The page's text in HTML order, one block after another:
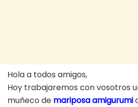
Hola a todos amigos,
Hoy trabajaremos con vosotros
muñeco de mariposa amigurumi